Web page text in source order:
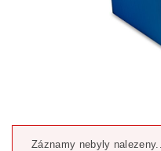
Záznamy nebyly nalezeny...